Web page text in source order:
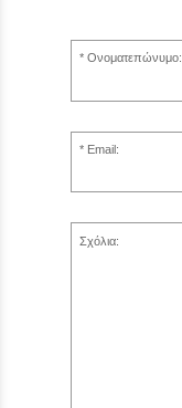
Ονοματεπώνυμο:
Email:
Σχόλια: